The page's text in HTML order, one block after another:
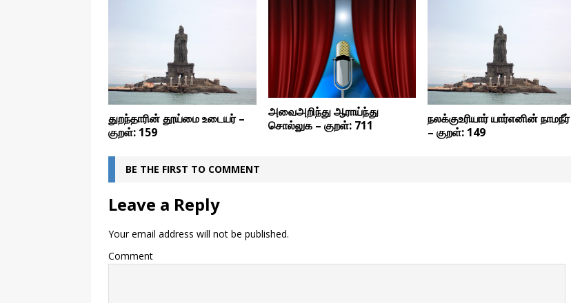
துறந்தாரின் தூய்மை உடையர் –
குறள்: 159
அவைஅறிந்து ஆராய்ந்து
சொல்லுக – குறள்: 711
நலக்குஉரியார் யார்எனின் நாமநீர்
– குறள்: 149
BE THE FIRST TO COMMENT
Leave a Reply
Your email address will not be published.
Comment